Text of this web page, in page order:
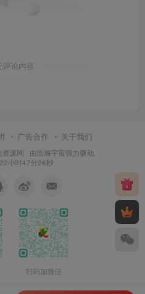
评论内容
广告合作 关于我们
资源网 · 由浩瀚宇宙强力驱动.
小时47分27秒
扫码加微信